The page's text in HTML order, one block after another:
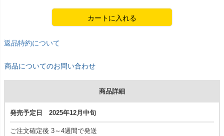
カートに入れる
返品特約について
商品についてのお問い合わせ
商品詳細
発売予定日 2025年12月中旬
ご注文確定後 3～4週間で発送